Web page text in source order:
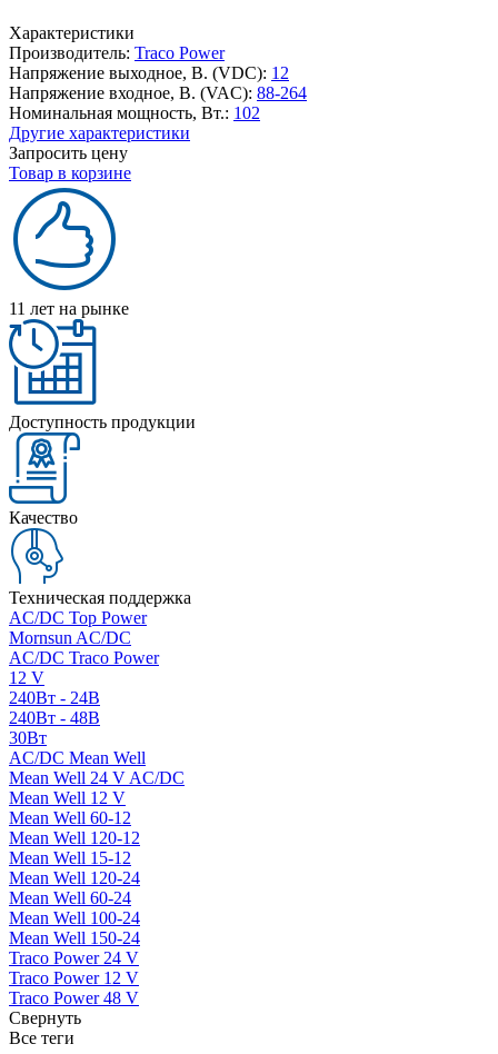
Характеристики
Производитель: Traco Power
Напряжение выходное, В. (VDC): 12
Напряжение входное, В. (VAC): 88-264
Номинальная мощность, Вт.: 102
Другие характеристики
Запросить цену
Товар в корзине
11 лет на рынке
Доступность продукции
Качество
Техническая поддержка
AC/DC Top Power
Mornsun AC/DC
AC/DC Traco Power
12 V
240Вт - 24В
240Вт - 48В
30Вт
AC/DC Mean Well
Mean Well 24 V AC/DC
Mean Well 12 V
Mean Well 60-12
Mean Well 120-12
Mean Well 15-12
Mean Well 120-24
Mean Well 60-24
Mean Well 100-24
Mean Well 150-24
Traco Power 24 V
Traco Power 12 V
Traco Power 48 V
Свернуть
Все теги